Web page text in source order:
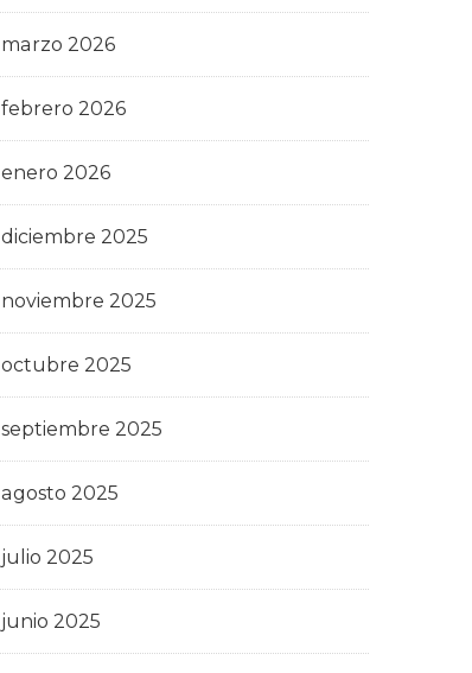
marzo 2026
febrero 2026
enero 2026
diciembre 2025
noviembre 2025
octubre 2025
septiembre 2025
agosto 2025
julio 2025
junio 2025